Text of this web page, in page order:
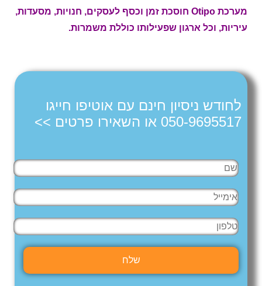
מערכת Otipo חוסכת זמן וכסף לעסקים, חנויות, מסעדות,
עיריות, וכל ארגון שפעילותו כוללת משמרות.
לחודש ניסיון חינם עם אוטיפו חייגו
050-9695517 או השאירו פרטים >>